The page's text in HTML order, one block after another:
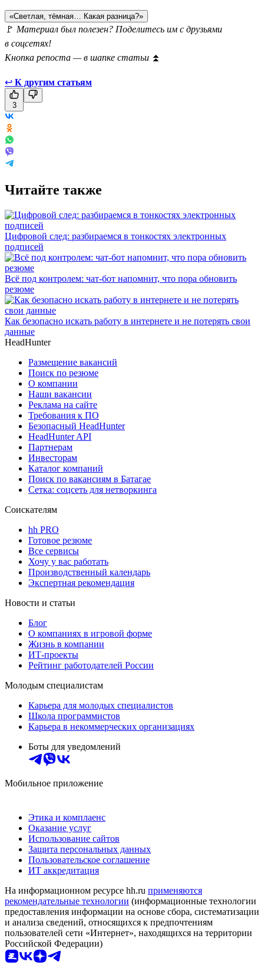
«Светлая, тёмная… Какая разница?»
🚩 Материал был полезен? Поделитесь им с друзьями
в соцсетях!
Кнопка репоста — в шапке статьи ⏫
↩ К другим статьям
3
Читайте также
Цифровой след: разбираемся в тонкостях электронных
подписей
Всё под контролем: чат-бот напомнит, что пора обновить
резюме
Как безопасно искать работу в интернете и не потерять свои
данные
HeadHunter
Размещение вакансий
Поиск по резюме
О компании
Наши вакансии
Реклама на сайте
Требования к ПО
Безопасный HeadHunter
HeadHunter API
Партнерам
Инвесторам
Каталог компаний
Поиск по вакансиям в Батагае
Сетка: соцсеть для нетворкинга
Соискателям
hh PRO
Готовое резюме
Все сервисы
Хочу у вас работать
Производственный календарь
Экспертная рекомендация
Новости и статьи
Блог
О компаниях в игровой форме
Жизнь в компании
ИТ-проекты
Рейтинг работодателей России
Молодым специалистам
Карьера для молодых специалистов
Школа программистов
Карьера в некоммерческих организациях
Боты для уведомлений
Мобильное приложение
Этика и комплаенс
Оказание услуг
Использование сайтов
Защита персональных данных
Пользовательское соглашение
ИТ аккредитация
На информационном ресурсе hh.ru применяются
рекомендательные технологии (информационные технологии
предоставления информации на основе сбора, систематизации
и анализа сведений, относящихся к предпочтениям
пользователей сети «Интернет», находящихся на территории
Российской Федерации)